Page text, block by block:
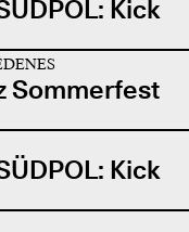
Kick
Sommerfest
Kick